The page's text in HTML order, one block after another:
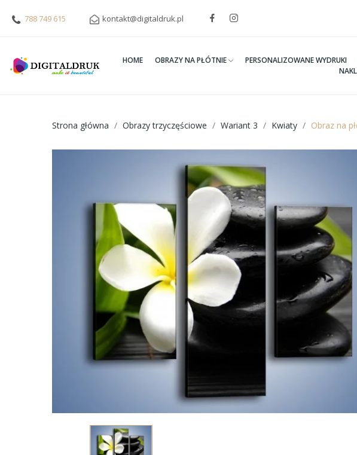
788 749 615 kontakt@digitaldruk.pl
HOME OBRAZY NA PŁÓTNIE PERSONALIZOWANE WYDRUKI
Strona główna Obrazy trzyczęściowe Wariant 3 Kwiaty Obraz na